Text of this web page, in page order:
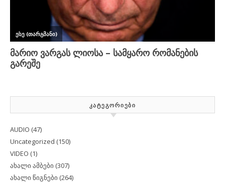
ᲙᲐᲢᲔᲒᲝᲠᲘᲔᲑᲘ
AUDIO (47)
Uncategorized (150)
VIDEO (1)
ახალი ამბები (307)
ახალი წიგნები (264)